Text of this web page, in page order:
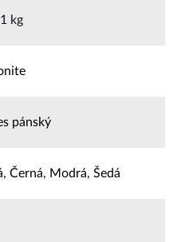
kg
pánský
, Černá, Modrá, Šedá